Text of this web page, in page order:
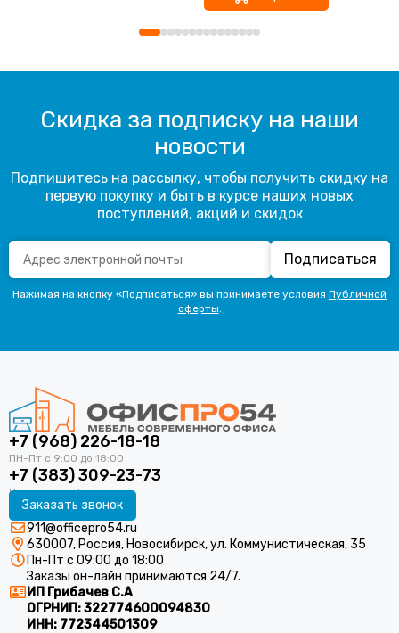
Скидка за подписку на наши
новости
Подпишитесь на рассылку, чтобы получить скидку на
первую покупку и быть в курсе наших новых
поступлений, акций и скидок
Подписаться
Нажимая на кнопку «Подписаться» вы принимаете условия Публичной
оферты.
+7 (968) 226-18-18
+7 (383) 309-23-73
Заказать звонок
911@officepro54.ru
630007, Россия, Новосибирск, ул. Коммунистическая, 35
Пн-Пт с 09:00 до 18:00
Заказы он-лайн принимаются 24/7.
ИП Грибачев С.А
ОГРНИП:322774600094830
ИНН: 772344501309